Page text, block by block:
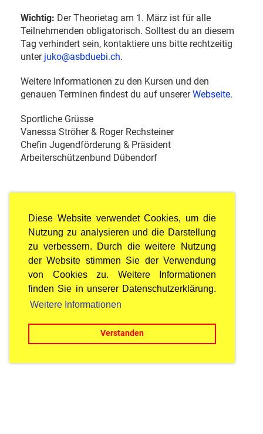
Diese Website verwendet Cookies, um die
Nutzung zu analysieren und die Darstellung
zu verbessern. Durch die weitere Nutzung
der Website stimmen Sie der Verwendung
von Cookies zu. Weitere Informationen
finden Sie in unserer Datenschutzerklärung.
Weitere Informationen
Verstanden
Wichtig: Der Theorietag am 1. März ist für alle
Teilnehmenden obligatorisch. Solltest du an diesem
Tag verhindert sein, kontaktiere uns bitte rechtzeitig
unter juko@asbduebi.ch.
Weitere Informationen zu den Kursen und den
genauen Terminen findest du auf unsererWebseite.
Sportliche Grüsse
Vanessa Ströher & Roger Rechsteiner
Chefin Jugendförderung & Präsident
Arbeiterschützenbund Dübendorf